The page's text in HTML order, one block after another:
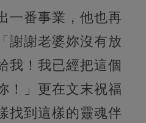
一番事業，他也再
謝謝老婆妳沒有放
我！我已經把這個
！」更在文末祝福
找到這樣的靈魂伴